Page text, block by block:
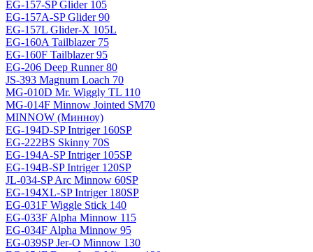
EG-157-SP Glider 105
EG-157A-SP Glider 90
EG-157L Glider-X 105L
EG-160A Tailblazer 75
EG-160F Tailblazer 95
EG-206 Deep Runner 80
JS-393 Magnum Loach 70
MG-010D Mr. Wiggly TL 110
MG-014F Minnow Jointed SM70
MINNOW (Минноу)
EG-194D-SP Intriger 160SP
EG-222BS Skinny 70S
EG-194A-SP Intriger 105SP
EG-194B-SP Intriger 120SP
JL-034-SP Arc Minnow 60SP
EG-194XL-SP Intriger 180SP
EG-031F Wiggle Stick 140
EG-033F Alpha Minnow 115
EG-034F Alpha Minnow 95
EG-039SP Jer-O Minnow 130